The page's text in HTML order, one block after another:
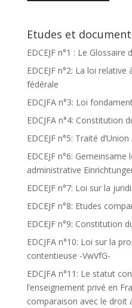
Etudes et
EDCEJF n°1 : Le
EDCEJF n°2: La loi
fédérale
EDCJFA n°3: Loi
EDCJFA n°4: Constitution
EDCEJF n°5: Traité
EDCEJF n°6:
administrative
EDCEJF n°7: Loi sur la
EDCEJF n°8: Etudes
EDCEJF n°9: Constitution
EDCJFA n°10: Loi sur la
contentieuse -VwVfG-
EDCJFA n°11: Le statut
l’enseignement privé en
comparaison avec le droit